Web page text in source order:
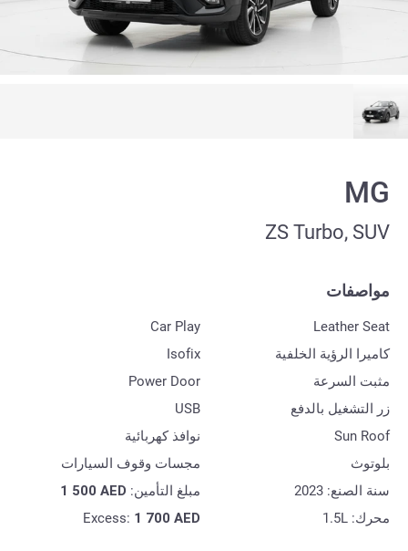
MG
ZS Turbo, SUV
مواصفات
Leather Seat
كاميرا الرؤية الخلفية
مثبت السرعة
زر التشغيل بالدفع
Sun Roof
بلوتوث
سنة الصنع: 2023
محرك: 1.5L
Car Play
Isofix
Power Door
USB
نوافذ كهربائية
مجسات وقوف السيارات
مبلغ التأمين:
1 500 AED
Excess: 1 700 AED